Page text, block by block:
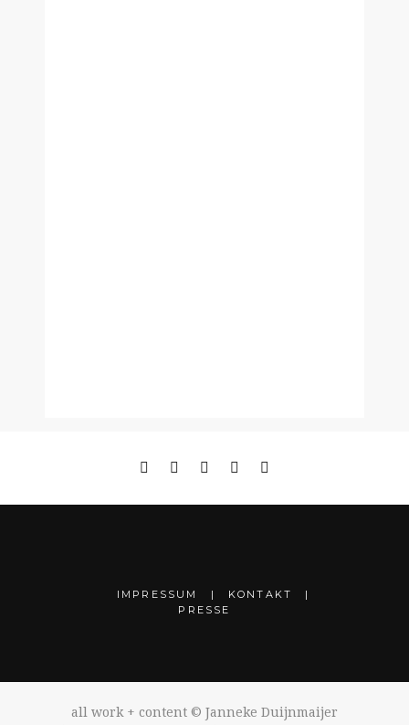
IMPRESSUM
KONTAKT
PRESSE
all work + content © Janneke Duijnmaijer